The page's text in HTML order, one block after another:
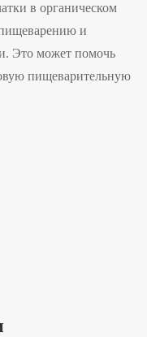
в органическом
и
Это может помочь
пищеварительную